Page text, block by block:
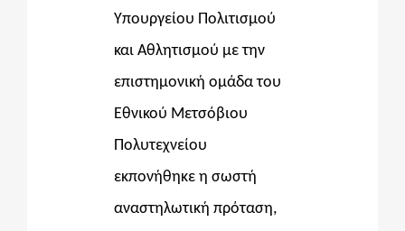
Υπουργείου Πολιτισμού
και Αθλητισμού με την
επιστημονική ομάδα του
Εθνικού Μετσόβιου
Πολυτεχνείου
εκπονήθηκε η σωστή
αναστηλωτική πρόταση,